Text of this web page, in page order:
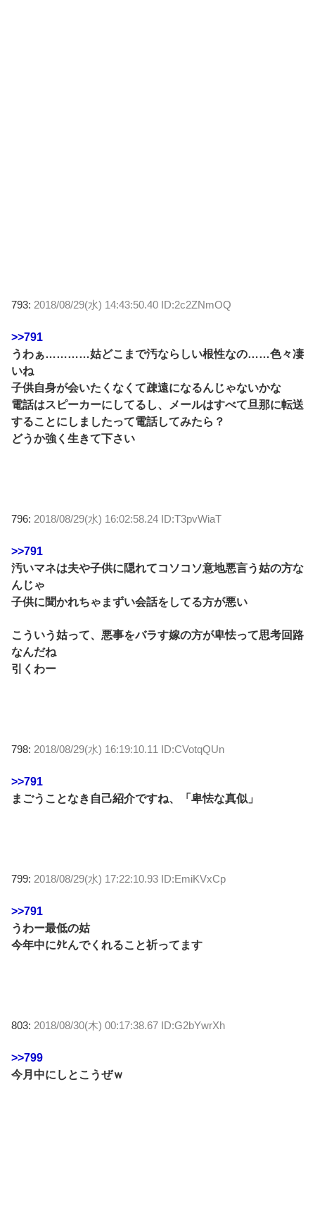
793: 2018/08/29(水) 14:43:50.40 ID:2c2ZNmOQ
>>791
うわぁ…………姑どこまで汚ならしい根性なの……色々凄
いね
子供自身が会いたくなくて疎遠になるんじゃないかな
電話はスピーカーにしてるし、メールはすべて旦那に転送
することにしましたって電話してみたら？
どうか強く生きて下さい
796: 2018/08/29(水) 16:02:58.24 ID:T3pvWiaT
>>791
汚いマネは夫や子供に隠れてコソコソ意地悪言う姑の方な
んじゃ
子供に聞かれちゃまずい会話をしてる方が悪い
こういう姑って、悪事をバラす嫁の方が卑怯って思考回路
なんだね
引くわー
798: 2018/08/29(水) 16:19:10.11 ID:CVotqQUn
>>791
まごうことなき自己紹介ですね、「卑怯な真似」
799: 2018/08/29(水) 17:22:10.93 ID:EmiKVxCp
>>791
うわー最低の姑
今年中にﾀﾋんでくれること祈ってます
803: 2018/08/30(木) 00:17:38.67 ID:G2bYwrXh
>>799
今月中にしとこうぜｗ